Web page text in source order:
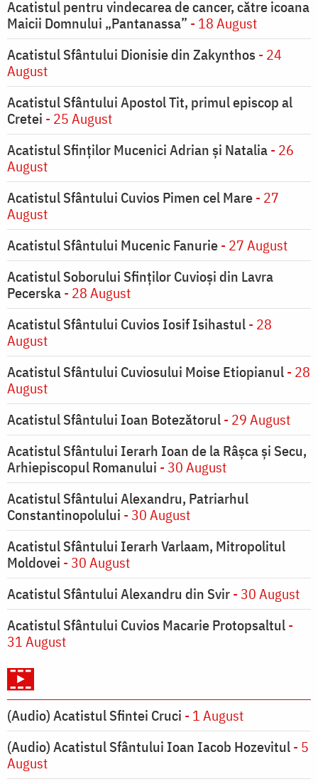
Acatistul pentru vindecarea de cancer, către icoana
Maicii Domnului „Pantanassa” - 18 August
Acatistul Sfântului Dionisie din Zakynthos - 24
August
Acatistul Sfântului Apostol Tit, primul episcop al
Cretei - 25 August
Acatistul Sfinților Mucenici Adrian și Natalia- 26
August
Acatistul Sfântului Cuvios Pimen cel Mare- 27
August
Acatistul Sfântului Mucenic Fanurie- 27 August
Acatistul Soborului Sfinților Cuvioși din Lavra
Pecerska- 28 August
Acatistul Sfântului Cuvios Iosif Isihastul- 28
August
Acatistul Sfântului Cuviosului Moise Etiopianul- 28
August
Acatistul Sfântului Ioan Botezătorul- 29 August
Acatistul Sfântului Ierarh Ioan de la Râşca şi Secu,
Arhiepiscopul Romanului - 30 August
Acatistul Sfântului Alexandru, Patriarhul
Constantinopolului - 30 August
Acatistul Sfântului Ierarh Varlaam, Mitropolitul
Moldovei - 30 August
Acatistul Sfântului Alexandru din Svir- 30 August
Acatistul Sfântului Cuvios Macarie Protopsaltul-
31 August
(Audio) Acatistul Sfintei Cruci - 1 August
(Audio) Acatistul Sfântului Ioan Iacob Hozevitul- 5
August